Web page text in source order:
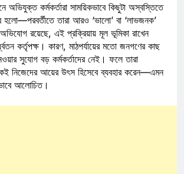
অভিযুক্ত কর্মকর্তারা সাময়িকভাবে কিছুটা অস্বস্তিতে
তারা আরও ‘ভালো’ বা ‘লাভজনক’
রয়েছে, এই প্রক্রিয়ায় মূল ভূমিকা রাখেন
কর্তৃপক্ষ। কারণ, মাঠপর্যায়ের মতো জনগণের কাছ
সুযোগ বড় কর্মকর্তাদের নেই। ফলে তারা
নিজেদের আয়ের উৎস হিসেবে ব্যবহার করেন—এমন
আলোচিত।